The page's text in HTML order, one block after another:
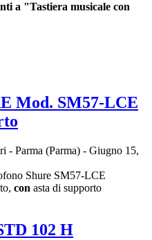
a "Tastiera musicale con
Mod. SM57-LCE
- Parma (Parma) - Giugno 15,
Shure SM57-LCE
con asta di supporto
102 H